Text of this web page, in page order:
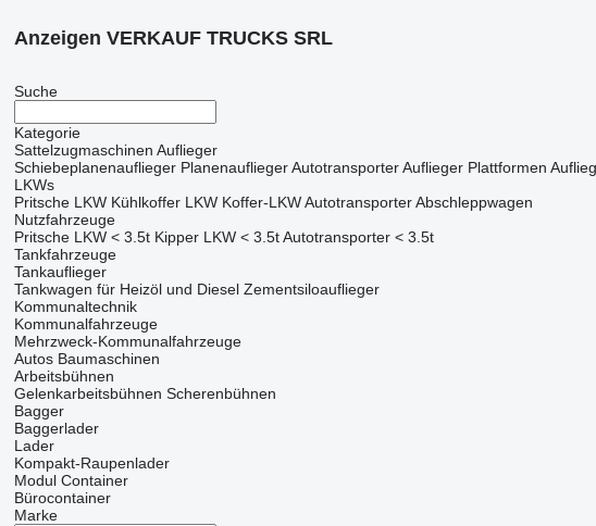
Anzeigen VERKAUF TRUCKS SRL
Suche
Kategorie
Sattelzugmaschinen Auflieger
Schiebeplanenauflieger Planenauflieger Autotransporter Auflieger Plattformen
LKWs
Pritsche LKW Kühlkoffer LKW Koffer-LKW Autotransporter Abschleppwagen
Nutzfahrzeuge
Pritsche LKW < 3.5t Kipper LKW < 3.5t Autotransporter < 3.5t
Tankfahrzeuge
Tankauflieger
Tankwagen für Heizöl und Diesel Zementsiloauflieger
Kommunaltechnik
Kommunalfahrzeuge
Mehrzweck-Kommunalfahrzeuge
Autos Baumaschinen
Arbeitsbühnen
Gelenkarbeitsbühnen Scherenbühnen
Bagger
Baggerlader
Lader
Kompakt-Raupenlader
Modul Container
Bürocontainer
Marke